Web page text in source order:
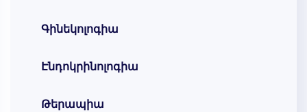
Գինեկոլոգիա
Էնդոկրինոլոգիա
Թերապիա